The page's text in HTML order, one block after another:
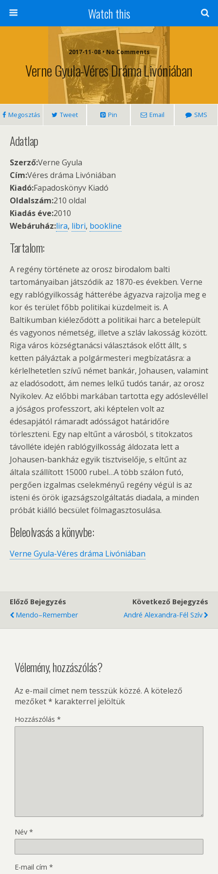
Watch this
2017-11-08 • No Comments
Verne Gyula-Véres Dráma Livóniában
Megosztás Tweet Pin Email SMS
Adatlap
Szerző:Verne Gyula
Cím:Véres dráma Livóniában
Kiadó:Fapadoskönyv Kiadó
Oldalszám:210 oldal
Kiadás éve:2010
Webáruház:lira, libri, bookline
Tartalom:
A regény története az orosz birodalom balti
tartományaiban játszódik az 1870-es években. Verne
egy rablógyilkosság hátterébe ágyazva rajzolja meg e
kor és terület főbb politikai küzdelmeit is. A
Baltikumban kiéleződött a politikai harc a betelepült
és vagyonos németség, illetve a szláv lakosság között.
Riga város községtanácsi választások előtt állt, s
ketten pályáztak a polgármesteri megbízatásra: a
kérlelhetetlen szívű német bankár, Johausen, valamint
az eladósodott, ám nemes lelkű tudós tanár, az orosz
Nyikolev. Az előbbi markában tartotta egy adóslevéllel
a jóságos professzort, aki képtelen volt az
édesapjától rámaradt adósságot határidőre
törleszteni. Egy nap eltűnt a városból, s titokzatos
távolléte idején rablógyilkosság áldozata lett a
Johausen-bankház egyik tisztviselője, s eltűnt az
általa szállított 15000 rubel…A több szálon futó,
pergően izgalmas cselekményű regény végül is az
isteni és örök igazságszolgáltatás diadala, a minden
próbát kiálló becsület fölmagasztosulása.
Beleolvasás a könyvbe:
Verne Gyula-Véres dráma Livóniában
Előző Bejegyzés
Mendo–Remember
Következő Bejegyzés
André Alexandra-Fél Szív
Vélemény, hozzászólás?
Az e-mail címet nem tesszük közzé. A kötelező
mezőket* karakterrel jelöltük
Hozzászólás *
Név *
E-mail cím *